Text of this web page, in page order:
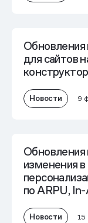
для сайтов
Новости 9
изменения
по ARPU,
Новости 15